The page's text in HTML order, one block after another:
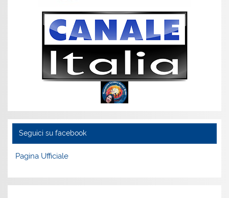
Seguici su facebook
Pagina Ufficiale